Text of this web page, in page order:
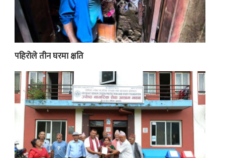
पहिरोले तीन घरमा क्षति